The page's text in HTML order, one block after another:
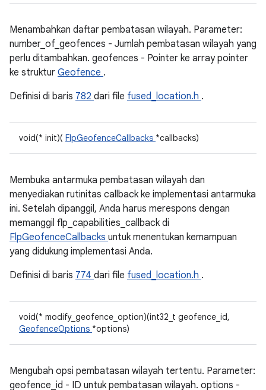
Menambahkan daftar pembatasan wilayah. Parameter:
number_of_geofences - Jumlah pembatasan wilayah yang
perlu ditambahkan. geofences - Pointer ke array pointer
ke struktur Geofence .
Definisi di baris 782 dari file fused_location.h .
void(* init)( FlpGeofenceCallbacks *callbacks)
Membuka antarmuka pembatasan wilayah dan
menyediakan rutinitas callback ke implementasi antarmuka
ini. Setelah dipanggil, Anda harus merespons dengan
memanggil flp_capabilities_callback di
FlpGeofenceCallbacks untuk menentukan kemampuan
yang didukung implementasi Anda.
Definisi di baris 774 dari file fused_location.h .
void(* modify_geofence_option)(int32_t geofence_id,
GeofenceOptions *options)
Mengubah opsi pembatasan wilayah tertentu. Parameter:
geofence_id - ID untuk pembatasan wilayah. options -